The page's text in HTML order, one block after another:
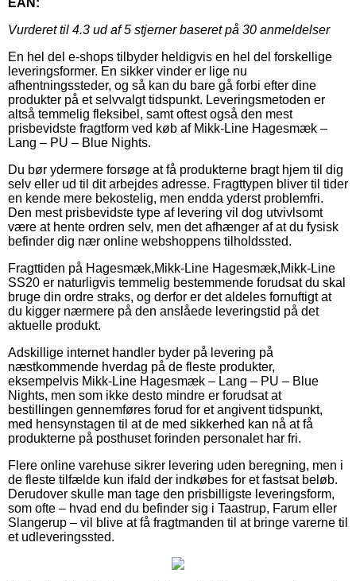
Vurderet til 4.3 ud af 5 stjerner baseret på 30 anmeldelser
En hel del e-shops tilbyder heldigvis en hel del forskellige
leveringsformer. En sikker vinder er lige nu
afhentningssteder, og så kan du bare gå forbi efter dine
produkter på et selvvalgt tidspunkt. Leveringsmetoden er
altså temmelig fleksibel, samt oftest også den mest
prisbevidste fragtform ved køb af Mikk-Line Hagesmæk –
Lang – PU – Blue Nights.
Du bør ydermere forsøge at få produkterne bragt hjem til dig
selv eller ud til dit arbejdes adresse. Fragttypen bliver til tider
en kende mere bekostelig, men endda yderst problemfri.
Den mest prisbevidste type af levering vil dog utvivlsomt
være at hente ordren selv, men det afhænger af at du fysisk
befinder dig nær online webshoppens tilholdssted.
Fragttiden på Hagesmæk,Mikk-Line Hagesmæk,Mikk-Line
SS20 er naturligvis temmelig bestemmende forudsat du skal
bruge din ordre straks, og derfor er det aldeles fornuftigt at
du kigger nærmere på den anslåede leveringstid på det
aktuelle produkt.
Adskillige internet handler byder på levering på
næstkommende hverdag på de fleste produkter,
eksempelvis Mikk-Line Hagesmæk – Lang – PU – Blue
Nights, men som ikke desto mindre er forudsat at
bestillingen gennemføres forud for et angivent tidspunkt,
med hensynstagen til at de med sikkerhed kan nå at få
produkterne på posthuset forinden personalet har fri.
Flere online varehuse sikrer levering uden beregning, men i
de fleste tilfælde kun ifald der indkøbes for et fastsat beløb.
Derudover skulle man tage den prisbilligste leveringsform,
som ofte – hvad end du befinder sig i Taastrup, Farum eller
Slangerup – vil blive at få fragtmanden til at bringe varerne til
et udleveringssted.